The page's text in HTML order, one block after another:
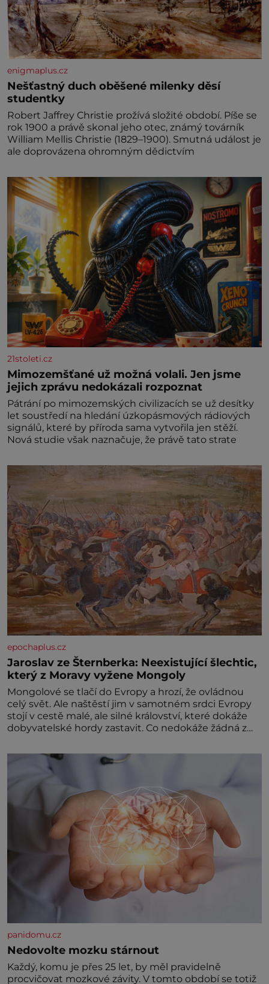
enigmaplus.cz
Nešťastný duch oběšené milenky děsí
studentky
Robert Jaffrey Christie prožívá složité období. Píše se
rok 1900 a právě skonal jeho otec, známý továrník
William Mellis Christie (1829–1900). Smutná událost je
ale doprovázena ohromným dědictvím
21stoleti.cz
Mimozemšťané už možná volali. Jen jsme
jejich zprávu nedokázali rozpoznat
Pátrání po mimozemských civilizacích se už desítky
let soustředí na hledání úzkopásmových rádiových
signálů, které by příroda sama vytvořila jen stěží.
Nová studie však naznačuje, že právě tato strate
epochaplus.cz
Jaroslav ze Šternberka: Neexistující šlechtic,
který z Moravy vyžene Mongoly
Mongolové se tlačí do Evropy a hrozí, že ovládnou
celý svět. Ale naštěstí jim v samotném srdci Evropy
stojí v cestě malé, ale silné království, které dokáže
dobyvatelské hordy zastavit. Co nedokáže žádná z
král. Nebo že by ne? Mongolové od roku 1223
postupují podél Kaspického a Azovského moře,
panidomu.cz
Nedovolte mozku stárnout
Každý, komu je přes 25 let, by měl pravidelně
procvičovat mozkové závity. V tomto období se totiž